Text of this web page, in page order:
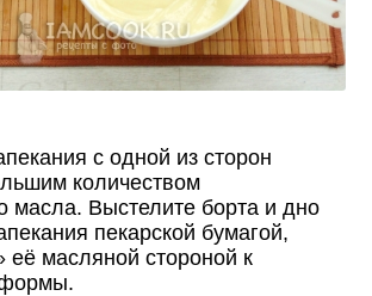
с одной из сторон
количеством
масла. Выстелите борта и дно
пекарской бумагой,
её масляной стороной к
формы.